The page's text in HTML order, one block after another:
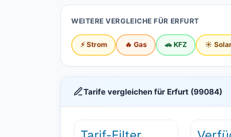
WEITERE VERGLEICHE FÜR ERFURT
⚡ Strom 🔥 Gas 🚗 KFZ ☀️
Tarife vergleichen für Erfurt (99084)